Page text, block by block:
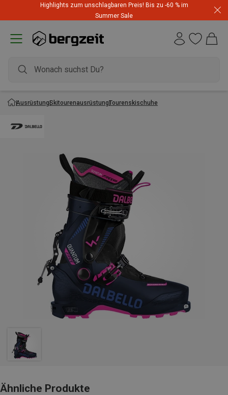
Highlights zum unschlagbaren Preis! Bis zu -60 % im
Summer Sale
AusrüstungSkitourenausrüstungTourenskischuhe
Ähnliche Produkte